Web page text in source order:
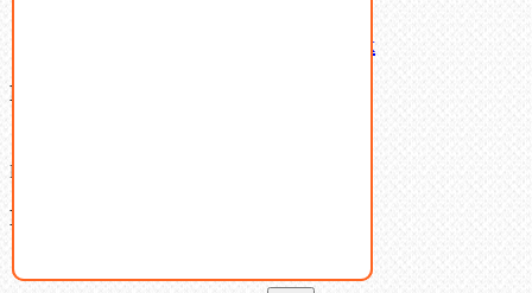
Латунный и бронзовый крепеж
Ваша корзина
В корзине нет товаров.
Поиск